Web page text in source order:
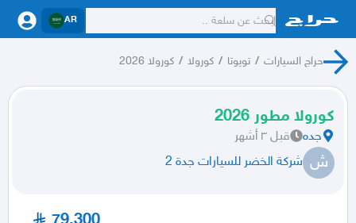
AR
حراج السيارات / تويوتا / كورولا / كورولا 2026
كورولا مطور 2026
جده قبل ٣ أشهر
ش شركة الخضر للسيارات جدة 2